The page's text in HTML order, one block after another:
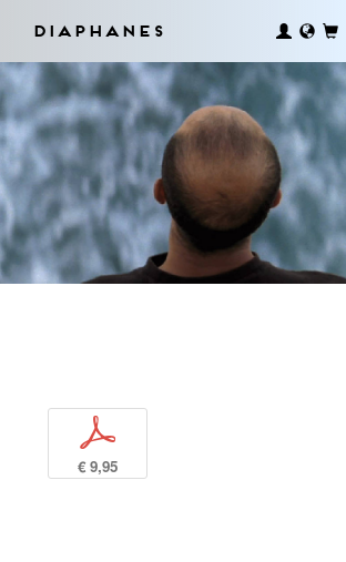
Diaphanes
p
€ 9,95